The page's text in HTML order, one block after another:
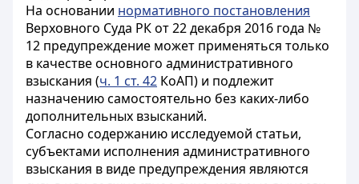
На основании нормативного постановления
Верховного Суда РК от 22 декабря 2016 года №
12 предупреждение может применяться только
в качестве основного административного
взыскания (ч. 1 ст. 42 КоАП) и подлежит
назначению самостоятельно без каких-либо
дополнительных взысканий.
Согласно содержанию исследуемой статьи,
субъектами исполнения административного
взыскания в виде предупреждения являются